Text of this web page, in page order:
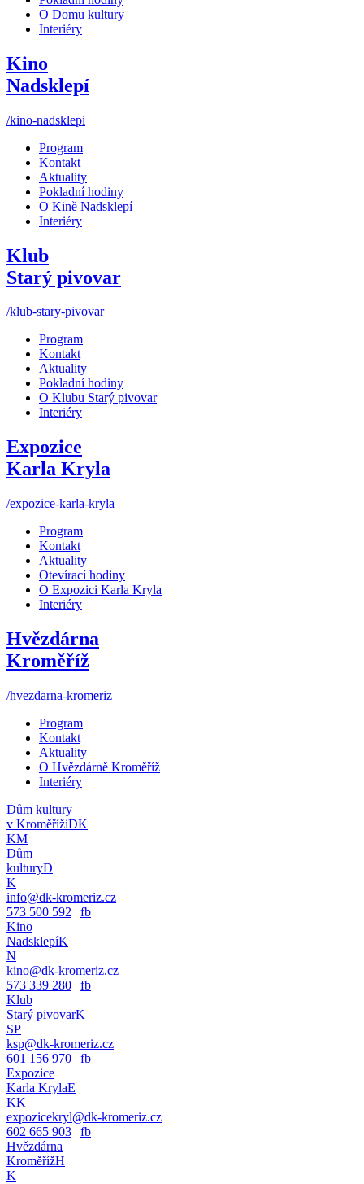
O Domu kultury
Interiéry
Kino
Nadsklepí
/kino-nadsklepi
Program
Kontakt
Aktuality
Pokladní hodiny
O Kině Nadsklepí
Interiéry
Klub
Starý pivovar
/klub-stary-pivovar
Program
Kontakt
Aktuality
Pokladní hodiny
O Klubu Starý pivovar
Interiéry
Expozice
Karla Kryla
/expozice-karla-kryla
Program
Kontakt
Aktuality
Otevírací hodiny
O Expozici Karla Kryla
Interiéry
Hvězdárna
Kroměříž
/hvezdarna-kromeriz
Program
Kontakt
Aktuality
O Hvězdárně Kroměříž
Interiéry
Dům kultury
v KroměřížiDK
KM
Dům
kulturyD
K
info@dk-kromeriz.cz
573 500 592 | fb
Kino
NadsklepíK
N
kino@dk-kromeriz.cz
573 339 280 | fb
Klub
Starý pivovarK
SP
ksp@dk-kromeriz.cz
601 156 970 | fb
Expozice
Karla KrylaE
KK
expozicekryl@dk-kromeriz.cz
602 665 903 | fb
Hvězdárna
KroměřížH
K